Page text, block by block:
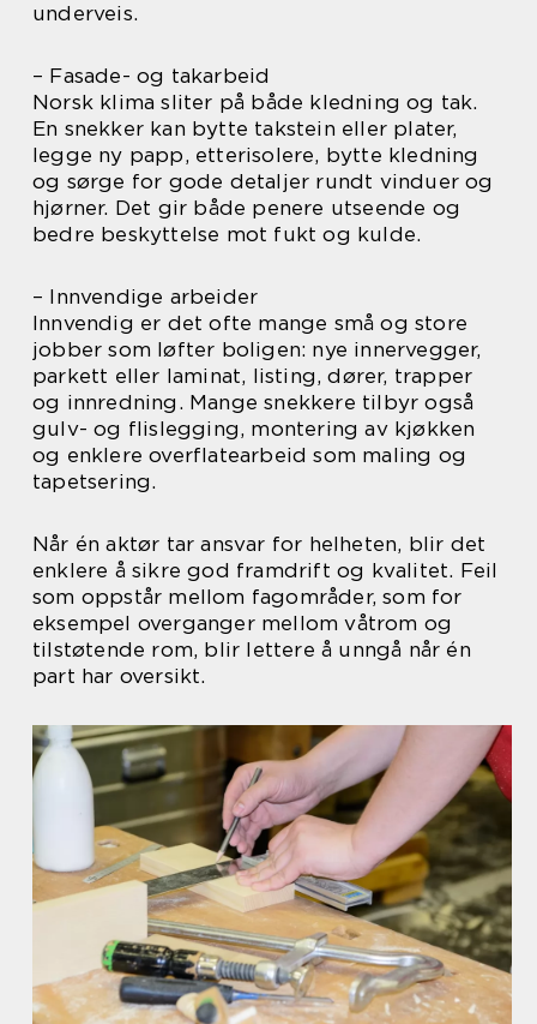
underveis.
– Fasade- og takarbeid
Norsk klima sliter på både kledning og tak.
En snekker kan bytte takstein eller plater,
legge ny papp, etterisolere, bytte kledning
og sørge for gode detaljer rundt vinduer og
hjørner. Det gir både penere utseende og
bedre beskyttelse mot fukt og kulde.
– Innvendige arbeider
Innvendig er det ofte mange små og store
jobber som løfter boligen: nye innervegger,
parkett eller laminat, listing, dører, trapper
og innredning. Mange snekkere tilbyr også
gulv- og flislegging, montering av kjøkken
og enklere overflatearbeid som maling og
tapetsering.
Når én aktør tar ansvar for helheten, blir det
enklere å sikre god framdrift og kvalitet. Feil
som oppstår mellom fagområder, som for
eksempel overganger mellom våtrom og
tilstøtende rom, blir lettere å unngå når én
part har oversikt.